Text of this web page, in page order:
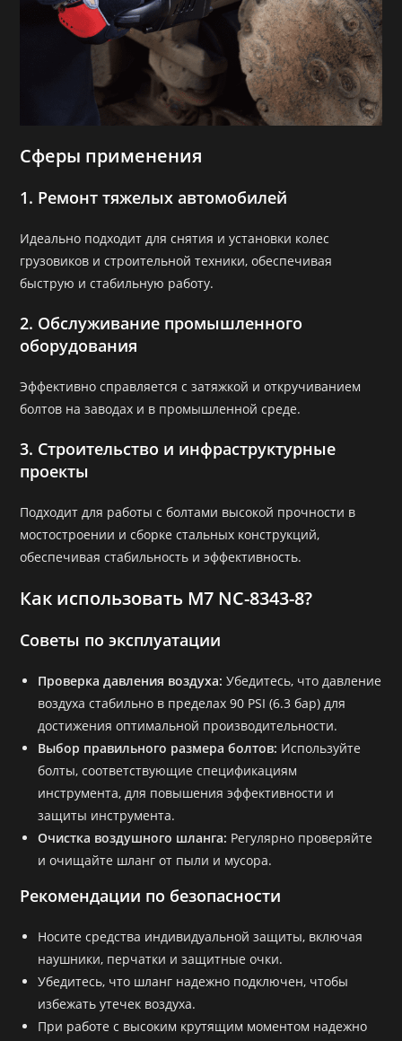
Сферы применения
1. Ремонт тяжелых автомобилей
Идеально подходит для снятия и установки колес
грузовиков и строительной техники, обеспечивая
быструю и стабильную работу.
2. Обслуживание промышленного
оборудования
Эффективно справляется с затяжкой и откручиванием
болтов на заводах и в промышленной среде.
3. Строительство и инфраструктурные
проекты
Подходит для работы с болтами высокой прочности в
мостостроении и сборке стальных конструкций,
обеспечивая стабильность и эффективность.
Как использовать M7 NC-8343-8?
Советы по эксплуатации
Проверка давления воздуха: Убедитесь, что давление
воздуха стабильно в пределах 90 PSI (6.3 бар) для
достижения оптимальной производительности.
Выбор правильного размера болтов: Используйте
болты, соответствующие спецификациям
инструмента, для повышения эффективности и
защиты инструмента.
Очистка воздушного шланга: Регулярно проверяйте
и очищайте шланг от пыли и мусора.
Рекомендации по безопасности
Носите средства индивидуальной защиты, включая
наушники, перчатки и защитные очки.
Убедитесь, что шланг надежно подключен, чтобы
избежать утечек воздуха.
При работе с высоким крутящим моментом надежно